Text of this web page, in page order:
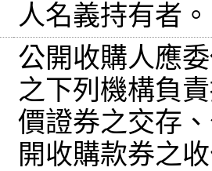
人名義持有者。
公開收購人應
之下列機構負
價證券之交存
開收購款券之